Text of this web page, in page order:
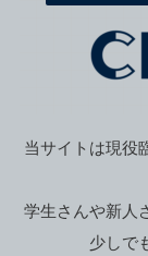
当サイトは現役
学生さんや新人
少しで